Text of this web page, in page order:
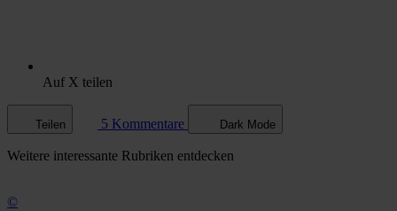
Auf X teilen
Teilen 5 Kommentare Dark Mode
Weitere interessante Rubriken entdecken
©